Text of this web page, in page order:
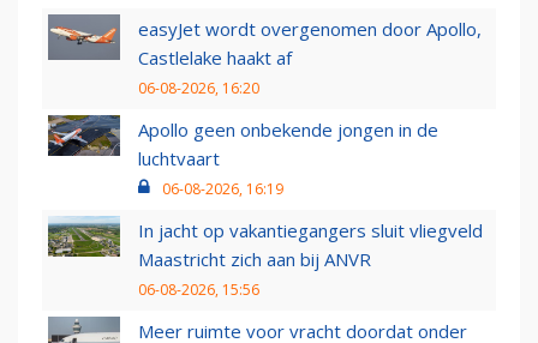
easyJet wordt overgenomen door Apollo,
Castlelake haakt af
06-08-2026, 16:20
Apollo geen onbekende jongen in de
luchtvaart
06-08-2026, 16:19
In jacht op vakantiegangers sluit vliegveld
Maastricht zich aan bij ANVR
06-08-2026, 15:56
Meer ruimte voor vracht doordat onder